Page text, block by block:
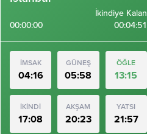
00:00:00
İkindiye Kalan
00:04:50
İMSAK
04:16
GÜNEŞ
05:58
ÖĞLE
13:15
İKİNDİ
17:08
AKŞAM
20:23
YATSI
21:57